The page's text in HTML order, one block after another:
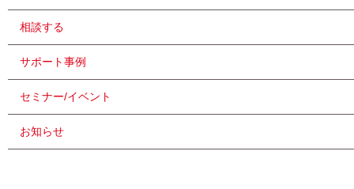
相談する
サポート事例
セミナー/イベント
お知らせ